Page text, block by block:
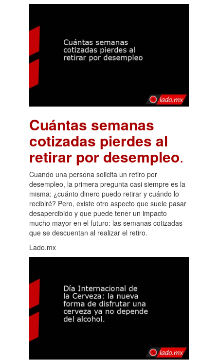
Cuántas semanas
cotizadas pierdes al
retirar por desempleo.
Cuando una persona solicita un retiro por
desempleo, la primera pregunta casi siempre es la
misma: ¿cuánto dinero puedo retirar y cuándo lo
recibiré? Pero, existe otro aspecto que suele pasar
desapercibido y que puede tener un impacto
mucho mayor en el futuro: las semanas cotizadas
que se descuentan al realizar el retiro.
Lado.mx